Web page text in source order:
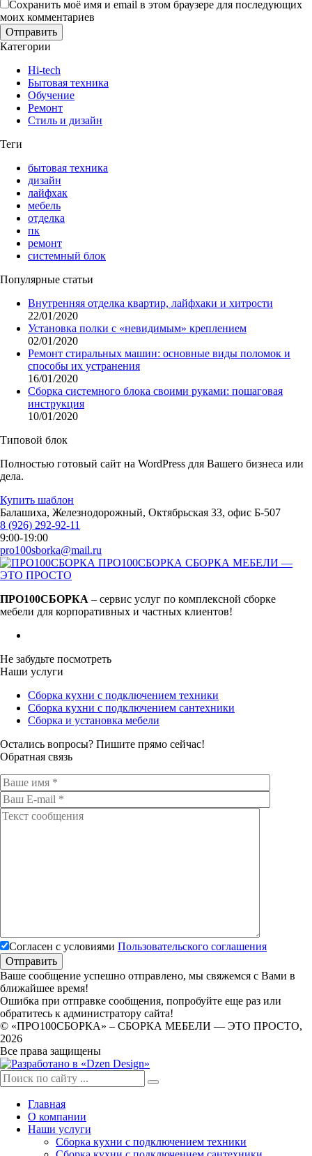
Сохранить моё имя и email в этом браузере для последующих
моих комментариев
Категории
Hi-tech
Бытовая техника
Обучение
Ремонт
Стиль и дизайн
Теги
бытовая техника
дизайн
лайфхак
мебель
отделка
пк
ремонт
системный блок
Популярные статьи
Внутренняя отделка квартир, лайфхаки и хитрости
22/01/2020
Установка полки с «невидимым» креплением
02/01/2020
Ремонт стиральных машин: основные виды поломок и
способы их устранения
16/01/2020
Сборка системного блока своими руками: пошаговая
инструкция
10/01/2020
Типовой блок
Полностью готовый сайт на WordPress для Вашего бизнеса или
дела.
Купить шаблон
Балашиха, Железнодорожный, Октябрьская 33, офис Б-507
8 (926) 292-92-11
9:00-19:00
pro100sborka@mail.ru
ПРО100СБОРКА СБОРКА МЕБЕЛИ —
ЭТО ПРОСТО
ПРО100СБОРКА – сервис услуг по комплексной сборке
мебели для корпоративных и частных клиентов!
Не забудьте посмотреть
Наши услуги
Сборка кухни с подключением техники
Сборка кухни с подключением сантехники
Сборка и установка мебели
Остались вопросы? Пишите прямо сейчас!
Обратная связь
Согласен с условиями Пользовательского соглашения
Ваше сообщение успешно отправлено, мы свяжемся с Вами в
ближайшее время!
Ошибка при отправке сообщения, попробуйте еще раз или
обратитесь к администратору сайта!
© «ПРО100СБОРКА» – СБОРКА МЕБЕЛИ — ЭТО ПРОСТО,
2026
Все права защищены
Главная
О компании
Наши услуги
Сборка кухни с подключением техники